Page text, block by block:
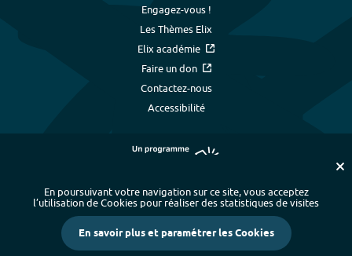
Engagez-vous !
Les Thèmes Elix
Elix académie
Faire un don
Contactez-nous
Accessibilité
Plan du site - Index alphabétique
-
Mentions légales et données personnelles
- Paramétrer les cookies
Crédits
En poursuivant votre navigation sur ce site, vous acceptez
l’utilisation de Cookies pour réaliser des statistiques de visites
En savoir plus et paramétrer les Cookies